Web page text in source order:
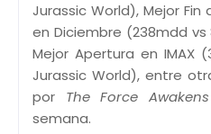
Jurassic World), Mejor
en Diciembre (238mdd
Mejor Apertura en IMAX
Jurassic World), entre
por The Force Awakens
semana.